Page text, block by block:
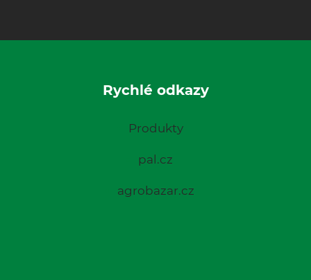
Rychlé odkazy
Produkty
pal.cz
agrobazar.cz